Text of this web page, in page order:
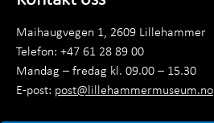
Maihaugvegen 1, 2609 Lillehammer
Telefon: +47 61 28 89 00
Mandag – fredag kl. 09.00 – 15.30
E-post: post@lillehammermuseum.no